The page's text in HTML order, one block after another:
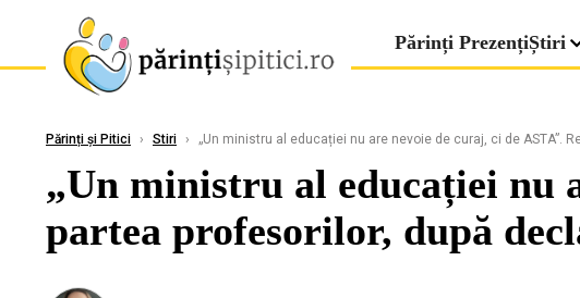
Părinți PrezențiȘtiri
Părinți și Pitici › Stiri › „Un ministru al educației nu are nevoie de curaj, ci de ASTA”.
„Un ministru al educației nu
partea profesorilor, după